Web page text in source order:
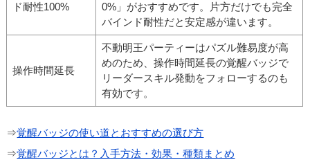
ド耐性100%
0%」がおすすめです。片方だけでも完全
バインド耐性だと安定感が違います。
操作時間延長
不動明王パーティーはパズル難易度が高
めのため、操作時間延長の覚醒バッジで
リーダースキル発動をフォローするのも
有効です。
⇒覚醒バッジの使い道とおすすめの選び方
⇒覚醒バッジとは？入手方法・効果・種類まとめ